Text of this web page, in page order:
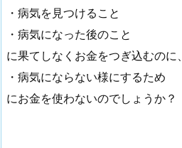
・病気を見つけること
・病気になった後のこと
に果てしなくお金をつぎ込むのに、
・病気にならない様にするため
にお金を使わないのでしょうか？